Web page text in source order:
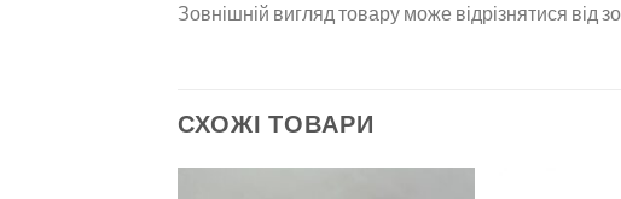
Зовнішній вигляд товару може відрізнятися від
СХОЖІ ТОВАРИ